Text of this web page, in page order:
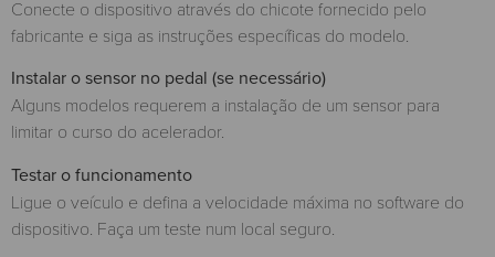
Conecte o dispositivo através do chicote fornecido pelo
fabricante e siga as instruções específicas do modelo.
Instalar o sensor no pedal (se necessário)
Alguns modelos requerem a instalação de um sensor para
limitar o curso do acelerador.
Testar o funcionamento
Ligue o veículo e defina a velocidade máxima no software do
dispositivo. Faça um teste num local seguro.